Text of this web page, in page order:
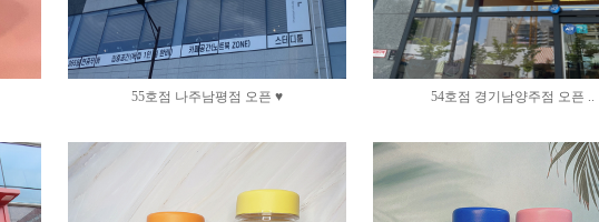
55호점 나주남평점 오픈 ♥ 54호점 경기남양주점 오픈 ..